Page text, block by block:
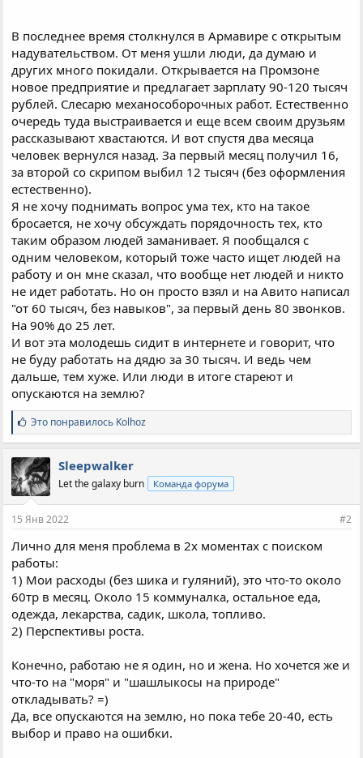
В последнее время столкнулся в Армавире с открытым
надувательством. От меня ушли люди, да думаю и
других много покидали. Открывается на Промзоне
новое предприятие и предлагает зарплату 90-120 тысяч
рублей. Слесарю механособорочных работ. Естественно
очередь туда выстраивается и еще всем своим друзьям
рассказывают хвастаются. И вот спустя два месяца
человек вернулся назад. За первый месяц получил 16,
за второй со скрипом выбил 12 тысяч (без оформления
естественно).
Я не хочу поднимать вопрос ума тех, кто на такое
бросается, не хочу обсуждать порядочность тех, кто
таким образом людей заманивает. Я пообщался с
одним человеком, который тоже часто ищет людей на
работу и он мне сказал, что вообще нет людей и никто
не идет работать. Но он просто взял и на Авито написал
"от 60 тысяч, без навыков", за первый день 80 звонков.
На 90% до 25 лет.
И вот эта молодешь сидит в интернете и говорит, что
не буду работать на дядю за 30 тысяч. И ведь чем
дальше, тем хуже. Или люди в итоге стареют и
опускаются на землю?
С
и
м
п
а
т
и
:
Это понравилось Kolhoz
Sleepwalker
Let the galaxy burn Команда форума
15 Янв 2022 #2
Лично для меня проблема в 2х моментах с поиском
работы:
1) Мои расходы (без шика и гуляний), это что-то около
60тр в месяц. Около 15 коммуналка, остальное еда,
одежда, лекарства, садик, школа, топливо.
2) Перспективы роста.
Конечно, работаю не я один, но и жена. Но хочется же и
что-то на "моря" и "шашлыкосы на природе"
откладывать? =)
Да, все опускаются на землю, но пока тебе 20-40, есть
выбор и право на ошибки.